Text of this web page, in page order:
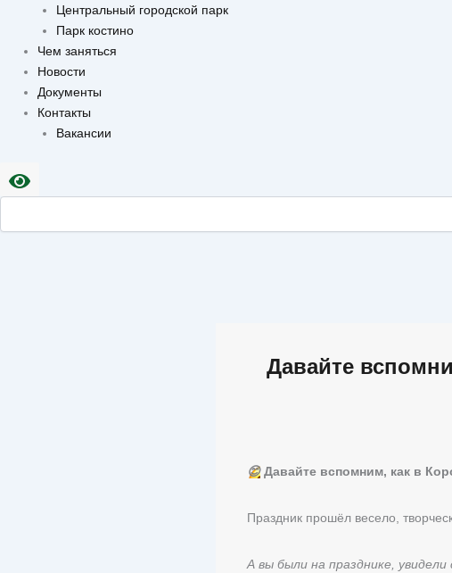
Центральный городской парк
Парк костино
Чем заняться
Новости
Документы
Контакты
Вакансии
Давайте
😊 Давайте вспомним, как в
Праздник прошёл весело,
А вы были на празднике, увидели